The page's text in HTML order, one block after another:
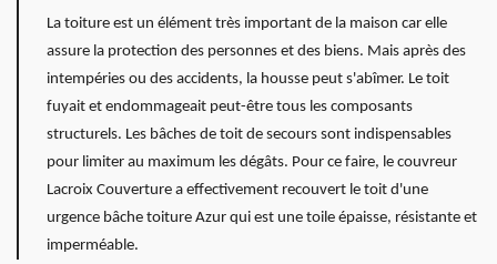
La toiture est un élément très important de la maison car elle
assure la protection des personnes et des biens. Mais après des
intempéries ou des accidents, la housse peut s'abîmer. Le toit
fuyait et endommageait peut-être tous les composants
structurels. Les bâches de toit de secours sont indispensables
pour limiter au maximum les dégâts. Pour ce faire, le couvreur
Lacroix Couverture a effectivement recouvert le toit d'une
urgence bâche toiture Azur qui est une toile épaisse, résistante et
imperméable.